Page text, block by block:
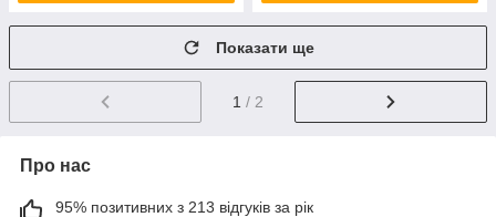
Показати ще
1 / 2
Про нас
95% позитивних з 213 відгуків за рік